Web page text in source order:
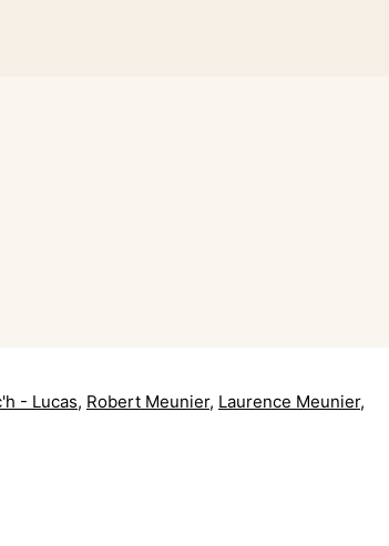
- Lucas, Robert Meunier, Laurence Meunier,